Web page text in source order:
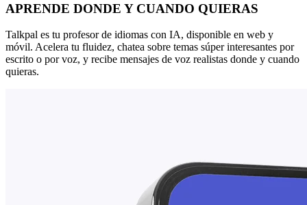
APRENDE DONDE Y CUANDO QUIERAS
Talkpal es tu profesor de idiomas con IA, disponible en web y
móvil. Acelera tu fluidez, chatea sobre temas súper interesantes por
escrito o por voz, y recibe mensajes de voz realistas donde y cuando
quieras.